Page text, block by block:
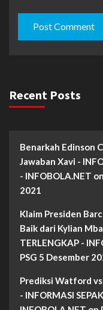
Recent Posts
Benarkah Edinson
Jawaban Xavi -
- INFOBOLA.NET on
2021
Klaim Presiden
Baik dari Kylian
TERLENGKAP -
PSG 5 Desember
Prediksi Watford
- INFORMASI